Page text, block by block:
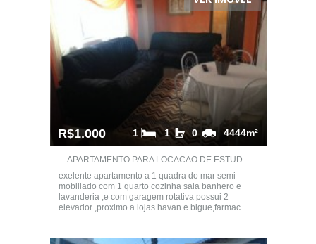
R$1.000 4444m²
0
1
1
APARTAMENTO PARA LOCACAO DE ESTUD...
exelente apartamento a 1 quadra do mar semi
mobiliado com 1 quarto cozinha sala banhero e
lavanderia ,e com garagem rotativa possui 2
elevador ,proximo a lojas havan e bigue,farmac...